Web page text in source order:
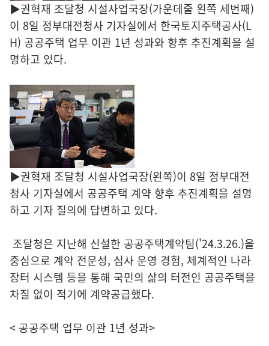
▶권혁재 조달청 시설사업국장(가운데줄 왼쪽 세번째)
이 8일 정부대전청사 기자실에서 한국토지주택공사(L
H) 공공주택 업무 이관 1년 성과와 향후 추진계획을 설
명하고 있다.
▶권혁재 조달청 시설사업국장(왼쪽)이 8일 정부대전
청사 기자실에서 공공주택 계약 향후 추진계획을 설명
하고 기자 질의에 답변하고 있다.
조달청은 지난해 신설한 공공주택계약팀('24.3.26.)을
중심으로 계약 전문성, 심사 운영 경험, 체계적인 나라
장터 시스템 등을 통해 국민의 삶의 터전인 공공주택을
차질 없이 적기에 계약공급했다.
< 공공주택 업무 이관 1년 성과>